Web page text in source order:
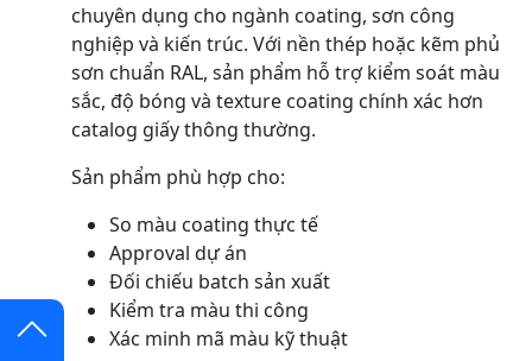
chuyên dụng cho ngành coating, sơn công
nghiệp và kiến trúc. Với nền thép hoặc kẽm phủ
sơn chuẩn RAL, sản phẩm hỗ trợ kiểm soát màu
sắc, độ bóng và texture coating chính xác hơn
catalog giấy thông thường.
Sản phẩm phù hợp cho:
So màu coating thực tế
Approval dự án
Đối chiếu batch sản xuất
Kiểm tra màu thi công
Xác minh mã màu kỹ thuật